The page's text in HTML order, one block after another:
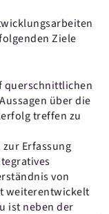
Ziele
querschnittlichen
über die
treffen zu
Erfassung
von
weiterentwickelt
ist neben der